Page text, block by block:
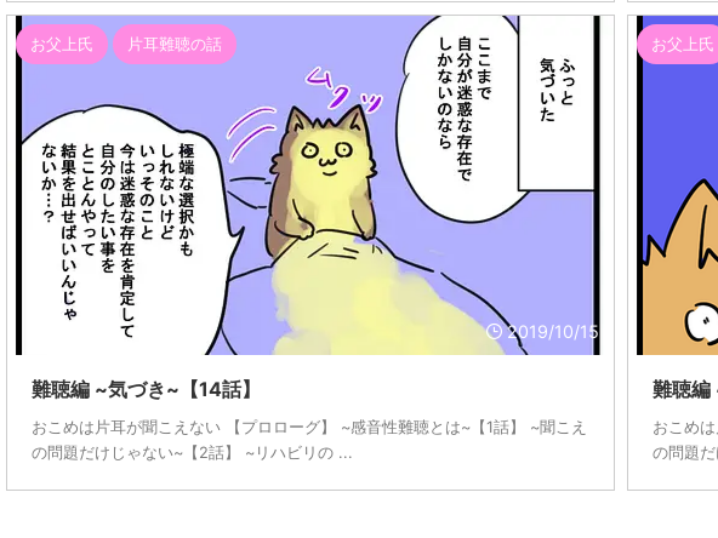
2019/10/15
お父上氏 片耳難聴の話
難聴編 ~気づき~【14話】
おこめは片耳が聞こえない 【プロローグ】 ~感音性難聴とは~【1話】 ~聞こえ
の問題だけじゃない~【2話】 ~リハビリの ...
お父上氏
難聴編
おこめ
の問題